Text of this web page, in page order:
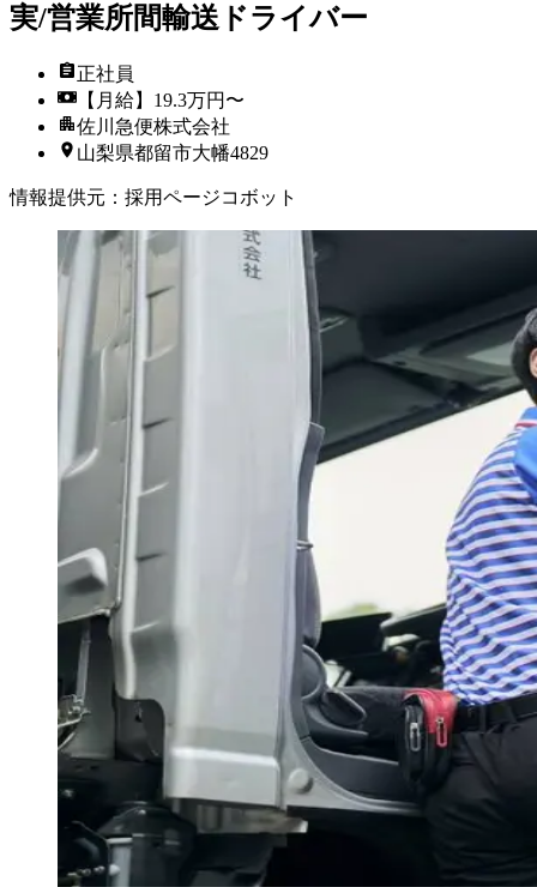
実/営業所間輸送ドライバー
正社員
【月給】19.3万円〜
佐川急便株式会社
山梨県都留市大幡4829
情報提供元 ： 採用ページコボット